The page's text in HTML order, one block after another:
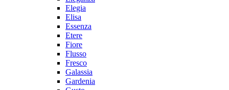
Elegia
Elisa
Essenza
Etere
Fiore
Flusso
Fresco
Galassia
Gardenia